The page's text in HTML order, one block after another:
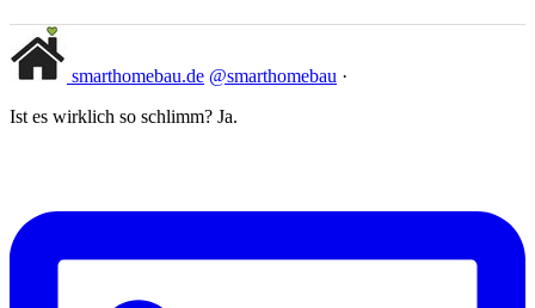
smarthomebau.de @smarthomebau ·
Ist es wirklich so schlimm? Ja.